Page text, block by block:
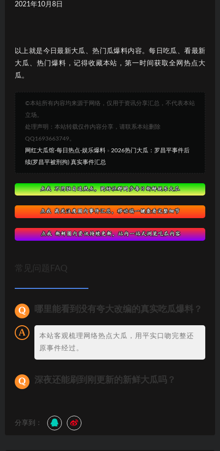
2021年10月8日
以上就是今日最新大瓜、热门瓜爆料内容。每日吃瓜、看最新
大瓜、热门爆料，记得收藏本站，第一时间获取全网热点大
瓜。
©本站所有内容均来源于网络，仅用于资讯分享汇总，不代表本站
立场。
处理声明：本站转载仅作内容分享，请联系本站删除
QQ1693663749。
网红大瓜馆-每日热点-娱乐爆料 » 2026热门大瓜：罗昌平事件后
续(罗昌平被刑拘) 真实事件汇总
常见问题FAQ
哪里能看到没有夸大改编的真实吃瓜爆料？
本站客观梳理网络热点大瓜，用平实口吻完整还
原事件经过。
深夜还能刷到刚更新的新鲜大瓜吗？
分享到：